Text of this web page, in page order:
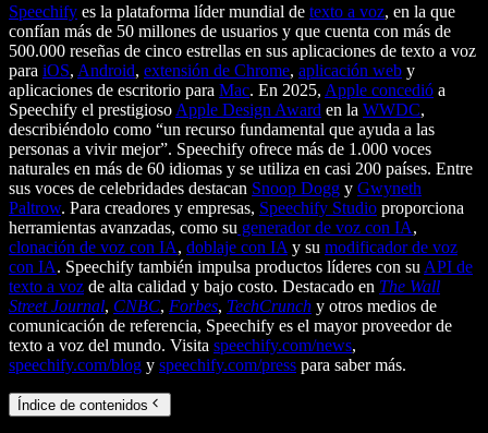
Speechify es la plataforma líder mundial de texto a voz, en la que
confían más de 50 millones de usuarios y que cuenta con más de
500.000 reseñas de cinco estrellas en sus aplicaciones de texto a voz
para iOS, Android, extensión de Chrome, aplicación web y
aplicaciones de escritorio para Mac. En 2025, Apple concedió a
Speechify el prestigioso Apple Design Award en la WWDC,
describiéndolo como “un recurso fundamental que ayuda a las
personas a vivir mejor”. Speechify ofrece más de 1.000 voces
naturales en más de 60 idiomas y se utiliza en casi 200 países. Entre
sus voces de celebridades destacan Snoop Dogg y Gwyneth
Paltrow. Para creadores y empresas, Speechify Studio proporciona
herramientas avanzadas, como su generador de voz con IA,
clonación de voz con IA, doblaje con IA y su modificador de voz
con IA. Speechify también impulsa productos líderes con su API de
texto a voz de alta calidad y bajo costo. Destacado en The Wall
Street Journal, CNBC, Forbes, TechCrunch y otros medios de
comunicación de referencia, Speechify es el mayor proveedor de
texto a voz del mundo. Visita speechify.com/news,
speechify.com/blog y speechify.com/press para saber más.
Índice de contenidos